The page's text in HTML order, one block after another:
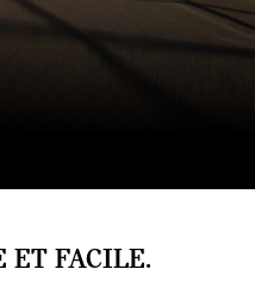
ET FACILE.